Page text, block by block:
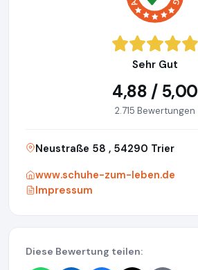
Sehr Gut
4,88 / 5,00
2.715 Bewertungen
Neustraße 58 , 54290 Trier
www.schuhe-zum-leben.de
Impressum
Diese Bewertung teilen: